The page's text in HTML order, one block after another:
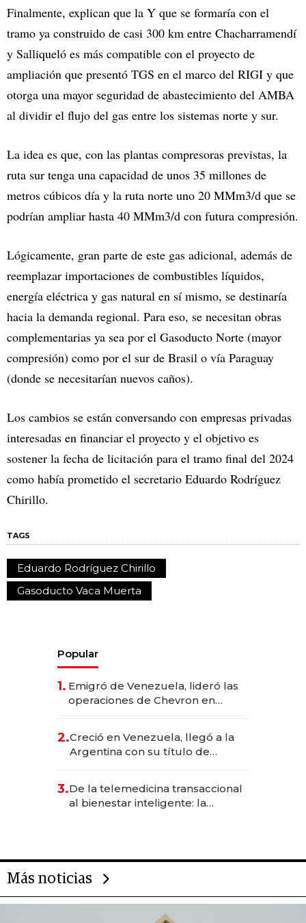
Finalmente, explican que la Y que se formaría con el
tramo ya construido de casi 300 km entre Chacharramendí
y Salliqueló es más compatible con el proyecto de
ampliación que presentó TGS en el marco del RIGI y que
otorga una mayor seguridad de abastecimiento del AMBA
al dividir el flujo del gas entre los sistemas norte y sur.
La idea es que, con las plantas compresoras previstas, la
ruta sur tenga una capacidad de unos 35 millones de
metros cúbicos día y la ruta norte uno 20 MMm3/d que se
podrían ampliar hasta 40 MMm3/d con futura compresión.
Lógicamente, gran parte de este gas adicional, además de
reemplazar importaciones de combustibles líquidos,
energía eléctrica y gas natural en sí mismo, se destinaría
hacia la demanda regional. Para eso, se necesitan obras
complementarias ya sea por el Gasoducto Norte (mayor
compresión) como por el sur de Brasil o vía Paraguay
(donde se necesitarían nuevos caños).
Los cambios se están conversando con empresas privadas
interesadas en financiar el proyecto y el objetivo es
sostener la fecha de licitación para el tramo final del 2024
como había prometido el secretario Eduardo Rodríguez
Chirillo.
TAGS
Eduardo Rodríguez Chirillo
Gasoducto Vaca Muerta
Popular
1. Emigró de Venezuela, lideró las
operaciones de Chevron en
2.Creció en Venezuela, llegó a la
Argentina con su título de
las marcas "fast premium"
3.De la telemedicina transaccional
al bienestar inteligente: la
Más noticias